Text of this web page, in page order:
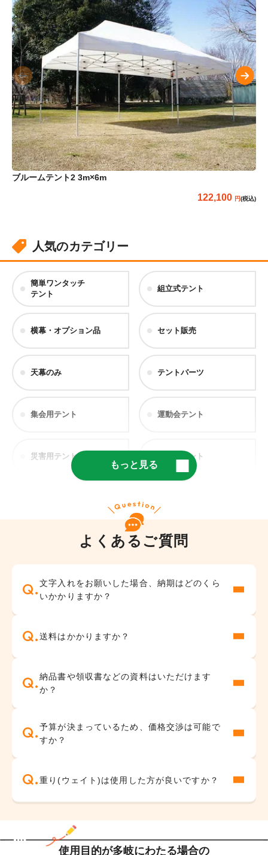
ブルームテント2 3m×6m
122,100 (税込)
人気のカテゴリー
簡単ワンタッチ
テント
組立式テント
横幕・オプション品 セット販売
天幕のみ テントパーツ
集会用テント 運動会テント
災害用テント 医療用テント
部活・野外
・卒業式
地鎮祭・お祭り
もっと見る
よくあるご質問
文字入れをお願いした場合、納期はどのくら
いかかりますか？
送料はかかりますか？
納品書や領収書などの資料はいただけます
か？
予算が決まっているため、価格交渉は可能で
すか？
重り(ウェイト)は使用した方が良いですか？
使用目的が多岐にわたる場合の